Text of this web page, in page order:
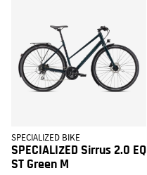
SPECIALIZED BIKE
SPECIALIZED Sirrus 2.0 EQ
ST Green M